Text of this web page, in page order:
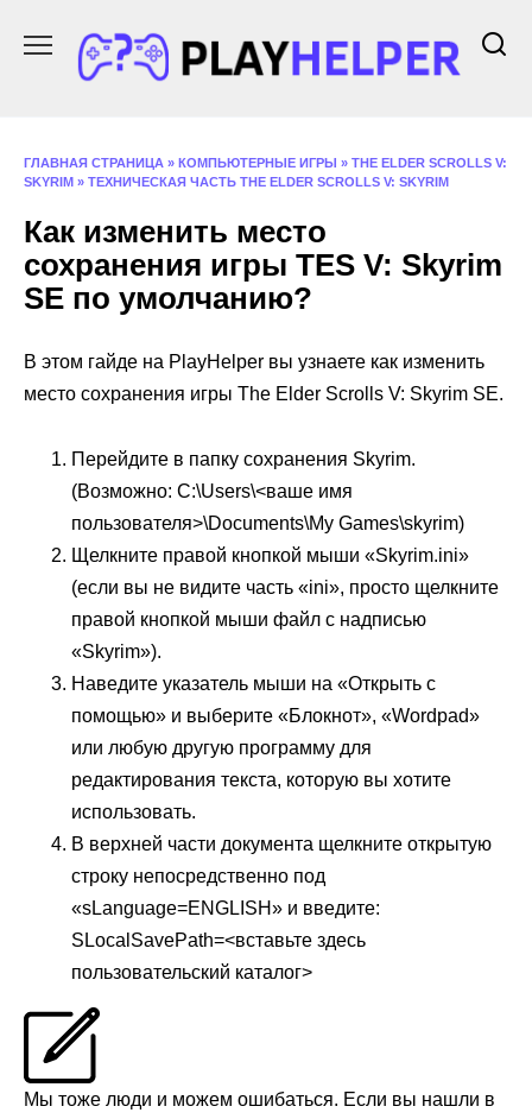
содержанию
ГЛАВНАЯ СТРАНИЦА » КОМПЬЮТЕРНЫЕ ИГРЫ » THE ELDER SCROLLS V:
SKYRIM » ТЕХНИЧЕСКАЯ ЧАСТЬ THE ELDER SCROLLS V: SKYRIM
Как изменить место
сохранения игры TES V: Skyrim
SE по умолчанию?
В этом гайде на PlayHelper вы узнаете как изменить
место сохранения игры The Elder Scrolls V: Skyrim SE.
Перейдите в папку сохранения Skyrim.
(Возможно: C:\Users\<ваше имя
пользователя>\Documents\My Games\skyrim)
Щелкните правой кнопкой мыши «Skyrim.ini»
(если вы не видите часть «ini», просто щелкните
правой кнопкой мыши файл с надписью
«Skyrim»).
Наведите указатель мыши на «Открыть с
помощью» и выберите «Блокнот», «Wordpad»
или любую другую программу для
редактирования текста, которую вы хотите
использовать.
В верхней части документа щелкните открытую
строку непосредственно под
«sLanguage=ENGLISH» и введите:
SLocalSavePath=<вставьте здесь
пользовательский каталог>
Мы тоже люди и можем ошибаться. Если вы нашли в